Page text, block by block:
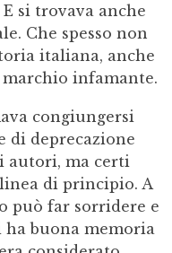
si trovava anche
Che spesso non
italiana, anche
infamante.
congiungersi
di deprecazione
autori, ma certi
di principio. A
può far sorridere e
buona memoria